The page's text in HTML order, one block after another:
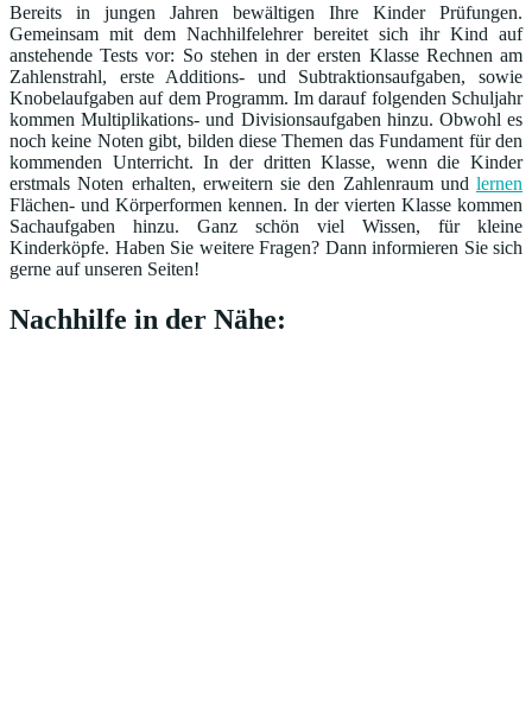
Bereits in jungen Jahren bewältigen Ihre Kinder Prüfungen.
Gemeinsam mit dem Nachhilfelehrer bereitet sich ihr Kind auf
anstehende Tests vor: So stehen in der ersten Klasse Rechnen am
Zahlenstrahl, erste Additions- und Subtraktionsaufgaben, sowie
Knobelaufgaben auf dem Programm. Im darauf folgenden Schuljahr
kommen Multiplikations- und Divisionsaufgaben hinzu. Obwohl es
noch keine Noten gibt, bilden diese Themen das Fundament für den
kommenden Unterricht. In der dritten Klasse, wenn die Kinder
erstmals Noten erhalten, erweitern sie den Zahlenraum und lernen
Flächen- und Körperformen kennen. In der vierten Klasse kommen
Sachaufgaben hinzu. Ganz schön viel Wissen, für kleine
Kinderköpfe. Haben Sie weitere Fragen? Dann informieren Sie sich
gerne auf unseren Seiten!
Nachhilfe in der Nähe: